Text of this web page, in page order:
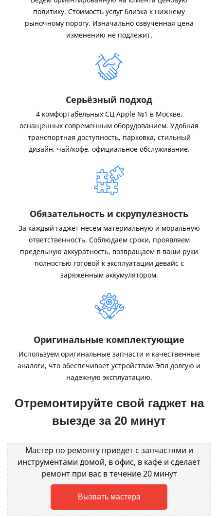
политику. Стоимость услуг близка к нижнему
рыночному порогу. Изначально озвученная цена
изменению не подлежит.
Серьёзный подход
4 комфортабельных СЦ Apple №1 в Москве,
оснащенных современным оборудованием. Удобная
транспортная доступность, парковка, стильный
дизайн, чай/кофе, официальное обслуживание.
Обязательность и скрупулезность
За каждый гаджет несем материальную и моральную
ответственность. Соблюдаем сроки, проявляем
предельную аккуратность, возвращаем в ваши руки
полностью готовой к эксплуатации девайс с
заряженным аккумулятором.
Оригинальные комплектующие
Используем оригинальные запчасти и качественные
аналоги, что обеспечивает устройствам Эпл долгую и
надежную эксплуатацию.
Отремонтируйте свой гаджет на
выезде за 20 минут
Мастер по ремонту приедет с запчастями и
инструментами домой, в офис, в кафе и сделает
ремонт при вас в течение 20 минут
Вызвать мастера